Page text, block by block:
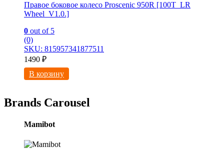
Правое боковое колесо Proscenic 950R [100T_LR
Wheel_V1.0.]
0 out of 5
(0)
SKU: 815957341877511
1490 ₽
В корзину
Brands Carousel
Mamibot